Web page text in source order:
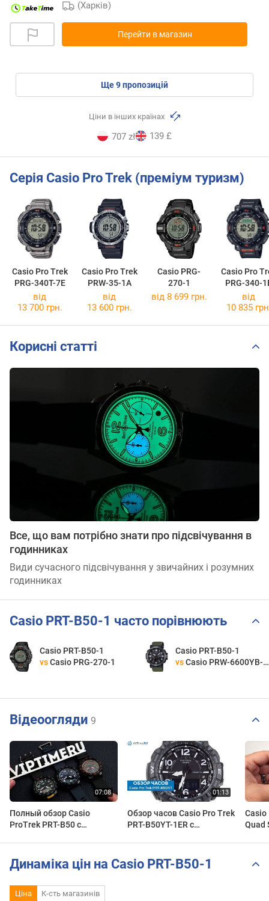
(Харків)
Перейти в магазин
ще9пропозицій
Ціни в інших країнах
707 zł 139 £
Серія Casio Pro Trek (преміум туризм)
Casio Pro Trek
PRG-340T-7E
Casio Pro Trek
PRW-35-1A
Casio PRG-
270-1
Casio Pro
PRG-340-
від
13 700 грн.
від
13 600 грн.
від 8 699 грн.
від
10 835
Корисні статті
Все, що вам потрібно знати про підсвічування в
годинниках
Види сучасного підсвічування у звичайних і розумних
годинниках
Casio PRT-B50-1 часто порівнюють
Casio PRT-B50-1
vs Casio PRG-270-1
Casio PRT-B50-1
vs Casio PRW-6600YB-3E
Відеоогляди 9
Полный обзор Casio
ProTrek PRT-B50 с
Viptime.ru
Обзор часов Casio Pro Trek
PRT-B50YT-1ER с
Casio
Quad
Динаміка цін на Casio PRT-B50-1
Ціна К-сть магазинів